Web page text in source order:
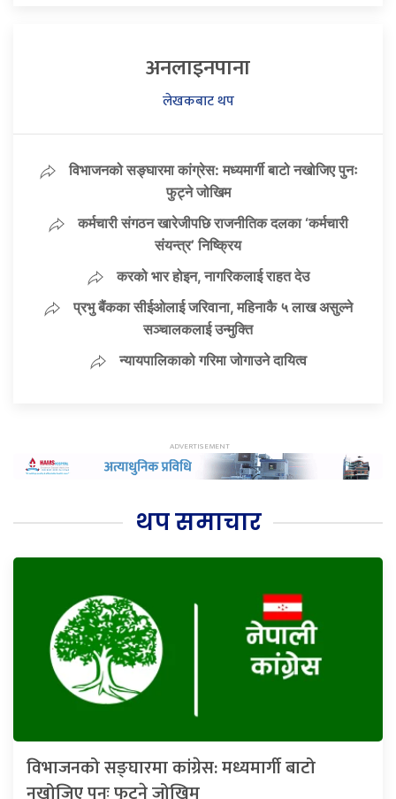
अनलाइनपाना
लेखकबाट थप
विभाजनको सङ्घारमा कांग्रेस: मध्यमार्गी बाटो नखोजिए पुनः
फुट्ने जोखिम
कर्मचारी संगठन खारेजीपछि राजनीतिक दलका ‘कर्मचारी
संयन्त्र’ निष्क्रिय
करको भार होइन, नागरिकलाई राहत देउ
प्रभु बैंकका सीईओलाई जरिवाना, महिनाकै ५ लाख असुल्ने
सञ्चालकलाई उन्मुक्ति
न्यायपालिकाको गरिमा जोगाउने दायित्व
थप समाचार
विभाजनको सङ्घारमा कांग्रेस: मध्यमार्गी बाटो